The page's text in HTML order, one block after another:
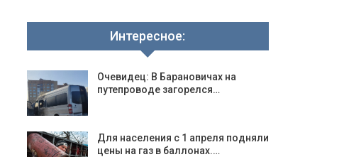
Интересное:
Очевидец: В Барановичах на
путепроводе загорелся…
Для населения с 1 апреля подняли
цены на газ в баллонах.…